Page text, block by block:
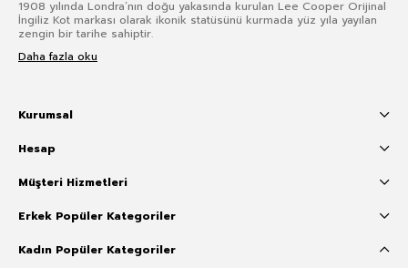
1908 yılında Londra’nın doğu yakasında kurulan Lee Cooper Orijinal
İngiliz Kot markası olarak ikonik statüsünü kurmada yüz yıla yayılan
zengin bir tarihe sahiptir.
Daha fazla oku
Kurumsal
Hesap
Müşteri Hizmetleri
Erkek Popüler Kategoriler
Kadın Popüler Kategoriler